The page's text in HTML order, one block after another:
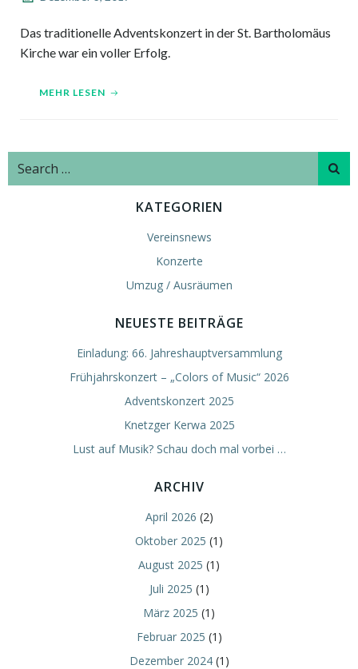
Das traditionelle Adventskonzert in der St. Bartholomäus
Kirche war ein voller Erfolg.
MEHR LESEN
Search
KATEGORIEN
Vereinsnews
Konzerte
Umzug / Ausräumen
NEUESTE BEITRÄGE
Einladung: 66. Jahreshauptversammlung
Frühjahrskonzert – „Colors of Music“ 2026
Adventskonzert 2025
Knetzger Kerwa 2025
Lust auf Musik? Schau doch mal vorbei …
ARCHIV
April 2026 (2)
Oktober 2025 (1)
August 2025 (1)
Juli 2025 (1)
März 2025 (1)
Februar 2025 (1)
Dezember 2024(1)